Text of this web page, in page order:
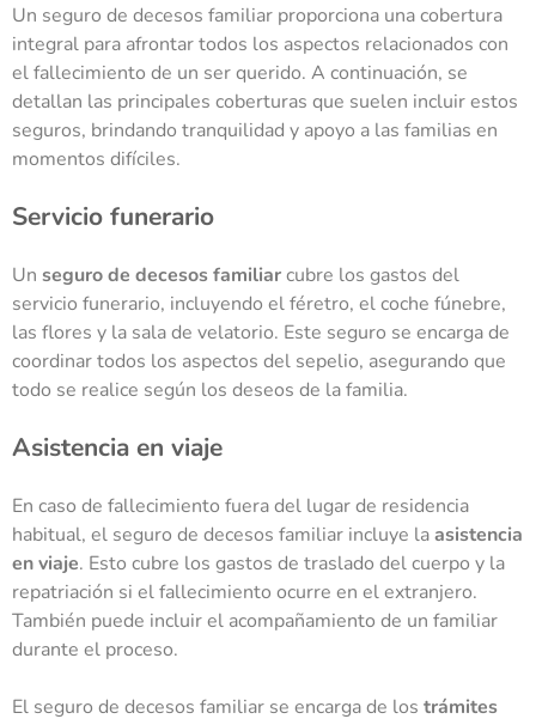
Un seguro de decesos familiar proporciona una cobertura
integral para afrontar todos los aspectos relacionados con
el fallecimiento de un ser querido. A continuación, se
detallan las principales coberturas que suelen incluir estos
seguros, brindando tranquilidad y apoyo a las familias en
momentos difíciles.
Servicio funerario
Un seguro de decesos familiarcubre los gastos del
servicio funerario, incluyendo el féretro, el coche fúnebre,
las flores y la sala de velatorio. Este seguro se encarga de
coordinar todos los aspectos del sepelio, asegurando que
todo se realice según los deseos de la familia.
Asistencia en viaje
En caso de fallecimiento fuera del lugar de residencia
habitual, el seguro de decesos familiar incluye laasistencia
en viaje. Esto cubre los gastos de traslado del cuerpo y la
repatriación si el fallecimiento ocurre en el extranjero.
También puede incluir el acompañamiento de un familiar
durante el proceso.
El seguro de decesos familiar se encarga de los trámites